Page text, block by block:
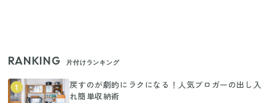
RANKING 片付けランキング
1
戻すのが劇的にラクになる！人気ブロガーの出し入
れ簡単収納術